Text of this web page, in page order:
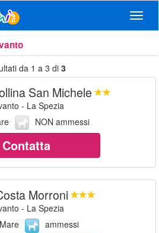
da 1 a 3 di 3
San Michele
- La Spezia
NON ammessi
Contatta
Morroni
- La Spezia
Mare
ammessi